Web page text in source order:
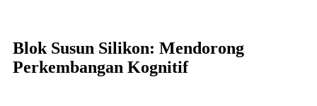
Blok Susun Silikon: Mendorong
Perkembangan Kognitif